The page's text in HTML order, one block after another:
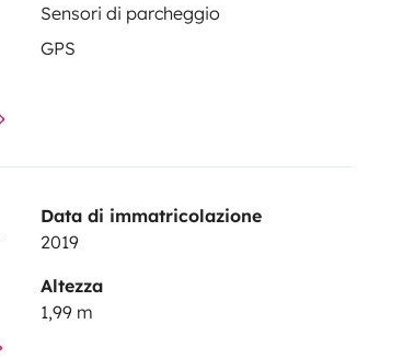
Sensori di parcheggio
GPS
Data di immatricolazione
2019
Altezza
1,99 m